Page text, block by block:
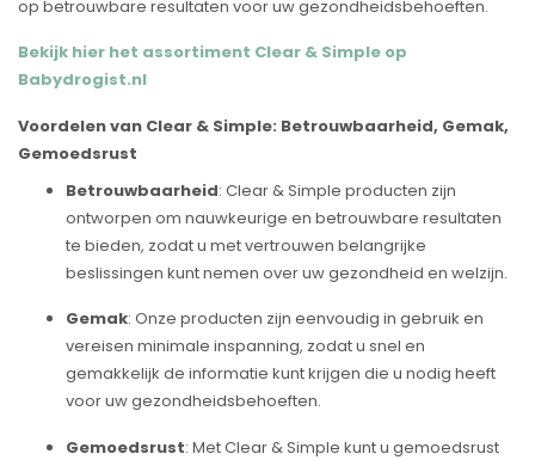
op betrouwbare resultaten voor uw gezondheidsbehoeften.
Bekijk hier het assortiment Clear & Simple op
Babydrogist.nl
Voordelen van Clear & Simple: Betrouwbaarheid, Gemak,
Gemoedsrust
Betrouwbaarheid: Clear & Simple producten zijn
ontworpen om nauwkeurige en betrouwbare resultaten
te bieden, zodat u met vertrouwen belangrijke
beslissingen kunt nemen over uw gezondheid en welzijn.
Gemak: Onze producten zijn eenvoudig in gebruik en
vereisen minimale inspanning, zodat u snel en
gemakkelijk de informatie kunt krijgen die u nodig heeft
voor uw gezondheidsbehoeften.
Gemoedsrust: Met Clear & Simple kunt u gemoedsrust